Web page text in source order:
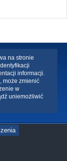
na stronie
informacji.
może zmienić
w
uniemożliwić